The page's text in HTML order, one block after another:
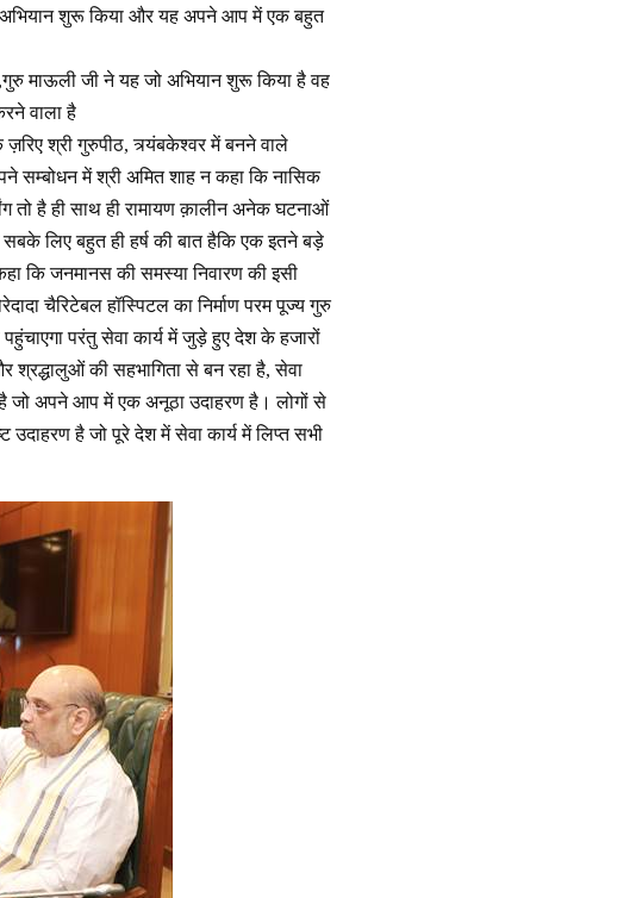
अभियान शुरू किया और यह अपने आप में एक बहुत
माऊली जी ने यह जो अभियान शुरू किया है वह
वाला है
श्री गुरुपीठ, त्र्यंबकेश्वर में बनने वाले
सम्बोधन में श्री अमित शाह न कहा कि नासिक
तो है ही साथ ही रामायण क़ालीन अनेक घटनाओं
सबके लिए बहुत ही हर्ष की बात हैकि एक इतने बड़े
कि जनमानस की समस्या निवारण की इसी
चैरिटेबल हॉस्पिटल का निर्माण परम पूज्य गुरु
परंतु सेवा कार्य में जुड़े हुए देश के हजारों
की सहभागिता से बन रहा है, सेवा
जो अपने आप में एक अनूठा उदाहरण है। लोगों से
है जो पूरे देश में सेवा कार्य में लिप्त सभी